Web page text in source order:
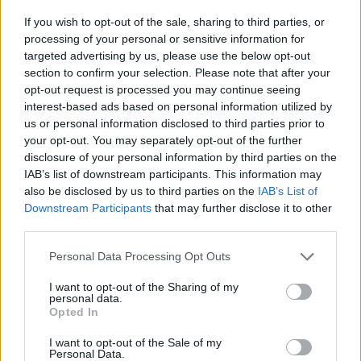
If you wish to opt-out of the sale, sharing to third parties, or
processing of your personal or sensitive information for
targeted advertising by us, please use the below opt-out
section to confirm your selection. Please note that after your
opt-out request is processed you may continue seeing
interest-based ads based on personal information utilized by
us or personal information disclosed to third parties prior to
your opt-out. You may separately opt-out of the further
disclosure of your personal information by third parties on the
IAB’s list of downstream participants. This information may
also be disclosed by us to third parties on the IAB’s List of
Downstream Participants that may further disclose it to other
Please note that this website/app uses one or more Google
not limited to your visit or usage behaviour. You may click to
grant or deny consent to Google and its third-party tags to
use your data for below specified purposes in below Google
consent section.
Personal Data Processing Opt Outs
I want to opt-out of the Sharing of my
personal data.
Opted In
I want to opt-out of the Sale of my
Personal Data.
Az teny, hogy az Au borok nem hasolitanak a
Magyar borokra; nem jobbak, nem rosszabbak. Bar
a nagybatyam balatoni guggolosat mar nem igazan
birnam meginni.
A kategoria ami ihato, az $30+ ami ugye videken is
6000Ft tol indul nem szamolva a vamokat, az osszes
kereskedo %at stb. Tehat amit otthon megveszel
mint kivalo Rosemount Estate akarmi, azt itt
gyakorlatilag fozesre hasznaljak.
Ha esetleg sikerul akkor kuldj le egy Bowen Estate
Cabernet Sauvignont 2002 bol, vagy egy Knappstein
Ami itt nincs otthon viszont van, az a borospince
hangulat Tokajban, Villanyban, vagy a
Balatonfelvideken.....